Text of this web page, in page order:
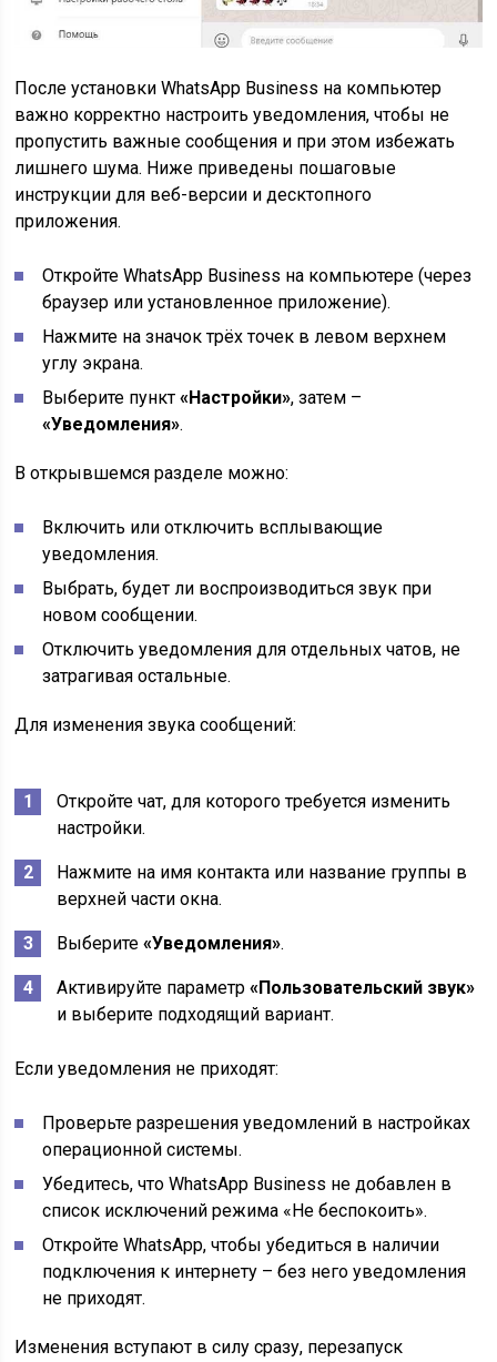
После установки WhatsApp Business на компьютер
важно корректно настроить уведомления, чтобы не
пропустить важные сообщения и при этом избежать
лишнего шума. Ниже приведены пошаговые
инструкции для веб-версии и десктопного
приложения.
Откройте WhatsApp Business на компьютере (через
браузер или установленное приложение).
Нажмите на значок трёх точек в левом верхнем
углу экрана.
Выберите пункт«Настройки», затем –
«Уведомления».
В открывшемся разделе можно:
Включить или отключить всплывающие
уведомления.
Выбрать, будет ли воспроизводиться звук при
новом сообщении.
Отключить уведомления для отдельных чатов, не
затрагивая остальные.
Для изменения звука сообщений:
Откройте чат, для которого требуется изменить
настройки.
Нажмите на имя контакта или название группы в
верхней части окна.
Выберите«Уведомления».
Активируйте параметр«Пользовательский звук»
и выберите подходящий вариант.
Если уведомления не приходят:
Проверьте разрешения уведомлений в настройках
операционной системы.
Убедитесь, что WhatsApp Business не добавлен в
список исключений режима «Не беспокоить».
Откройте WhatsApp, чтобы убедиться в наличии
подключения к интернету – без него уведомления
не приходят.
Изменения вступают в силу сразу, перезапуск